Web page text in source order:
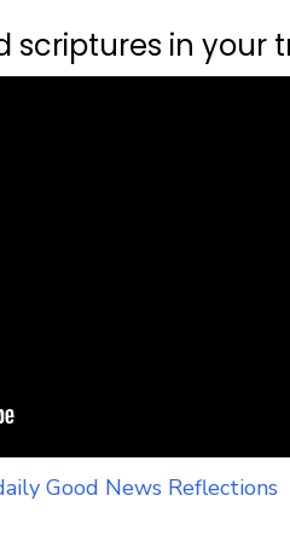
scriptures in your
Good News Reflections